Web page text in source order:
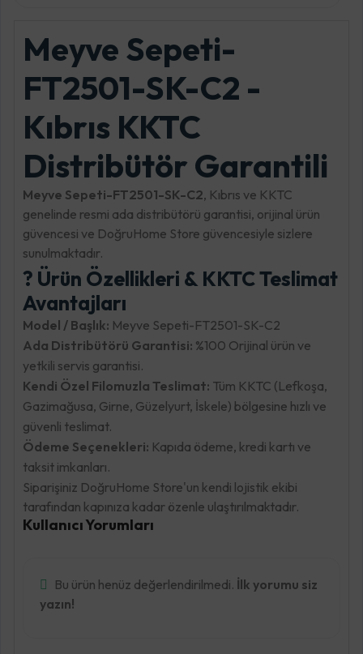
Meyve Sepeti-
FT2501-SK-C2 -
Kıbrıs KKTC
Distribütör Garantili
Meyve Sepeti-FT2501-SK-C2, Kıbrıs ve KKTC
genelinde resmi ada distribütörü garantisi, orijinal ürün
güvencesi ve DoğruHome Store güvencesiyle sizlere
sunulmaktadır.
? Ürün Özellikleri & KKTC Teslimat
Avantajları
Model / Başlık: Meyve Sepeti-FT2501-SK-C2
Ada Distribütörü Garantisi: %100 Orijinal ürün ve
yetkili servis garantisi.
Kendi Özel Filomuzla Teslimat: Tüm KKTC (Lefkoşa,
Gazimağusa, Girne, Güzelyurt, İskele) bölgesine hızlı ve
güvenli teslimat.
Ödeme Seçenekleri: Kapıda ödeme, kredi kartı ve
taksit imkanları.
Siparişiniz DoğruHome Store'un kendi lojistik ekibi
tarafından kapınıza kadar özenle ulaştırılmaktadır.
Kullanıcı Yorumları
Bu ürün henüz değerlendirilmedi. İlk yorumu siz
yazın!